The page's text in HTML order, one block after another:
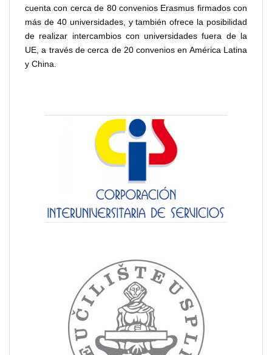
cuenta con cerca de 80 convenios Erasmus firmados con
más de 40 universidades, y también ofrece la posibilidad
de realizar intercambios con universidades fuera de la
UE, a través de cerca de 20 convenios en América Latina
y China.